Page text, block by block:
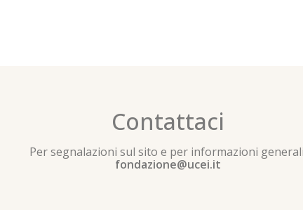
Contattaci
Per segnalazioni sul sito e per informazioni
fondazione@ucei.it